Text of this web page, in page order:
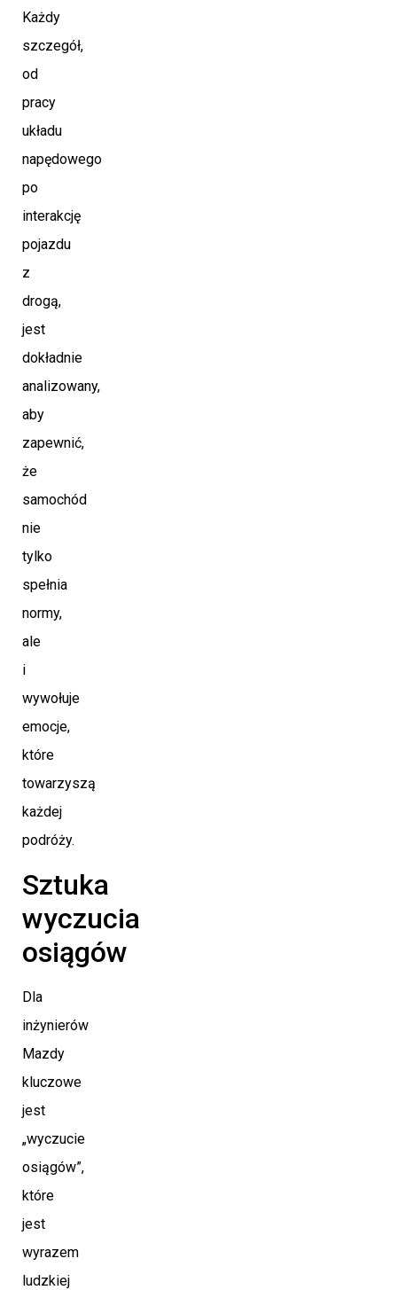
Każdy
szczegół,
od
pracy
układu
napędowego
po
interakcję
pojazdu
z
drogą,
jest
dokładnie
analizowany,
aby
zapewnić,
że
samochód
nie
tylko
spełnia
normy,
ale
i
wywołuje
emocje,
które
towarzyszą
każdej
podróży.
Sztuka
wyczucia
osiągów
Dla
inżynierów
Mazdy
kluczowe
jest
„wyczucie
osiągów”,
które
jest
wyrazem
ludzkiej